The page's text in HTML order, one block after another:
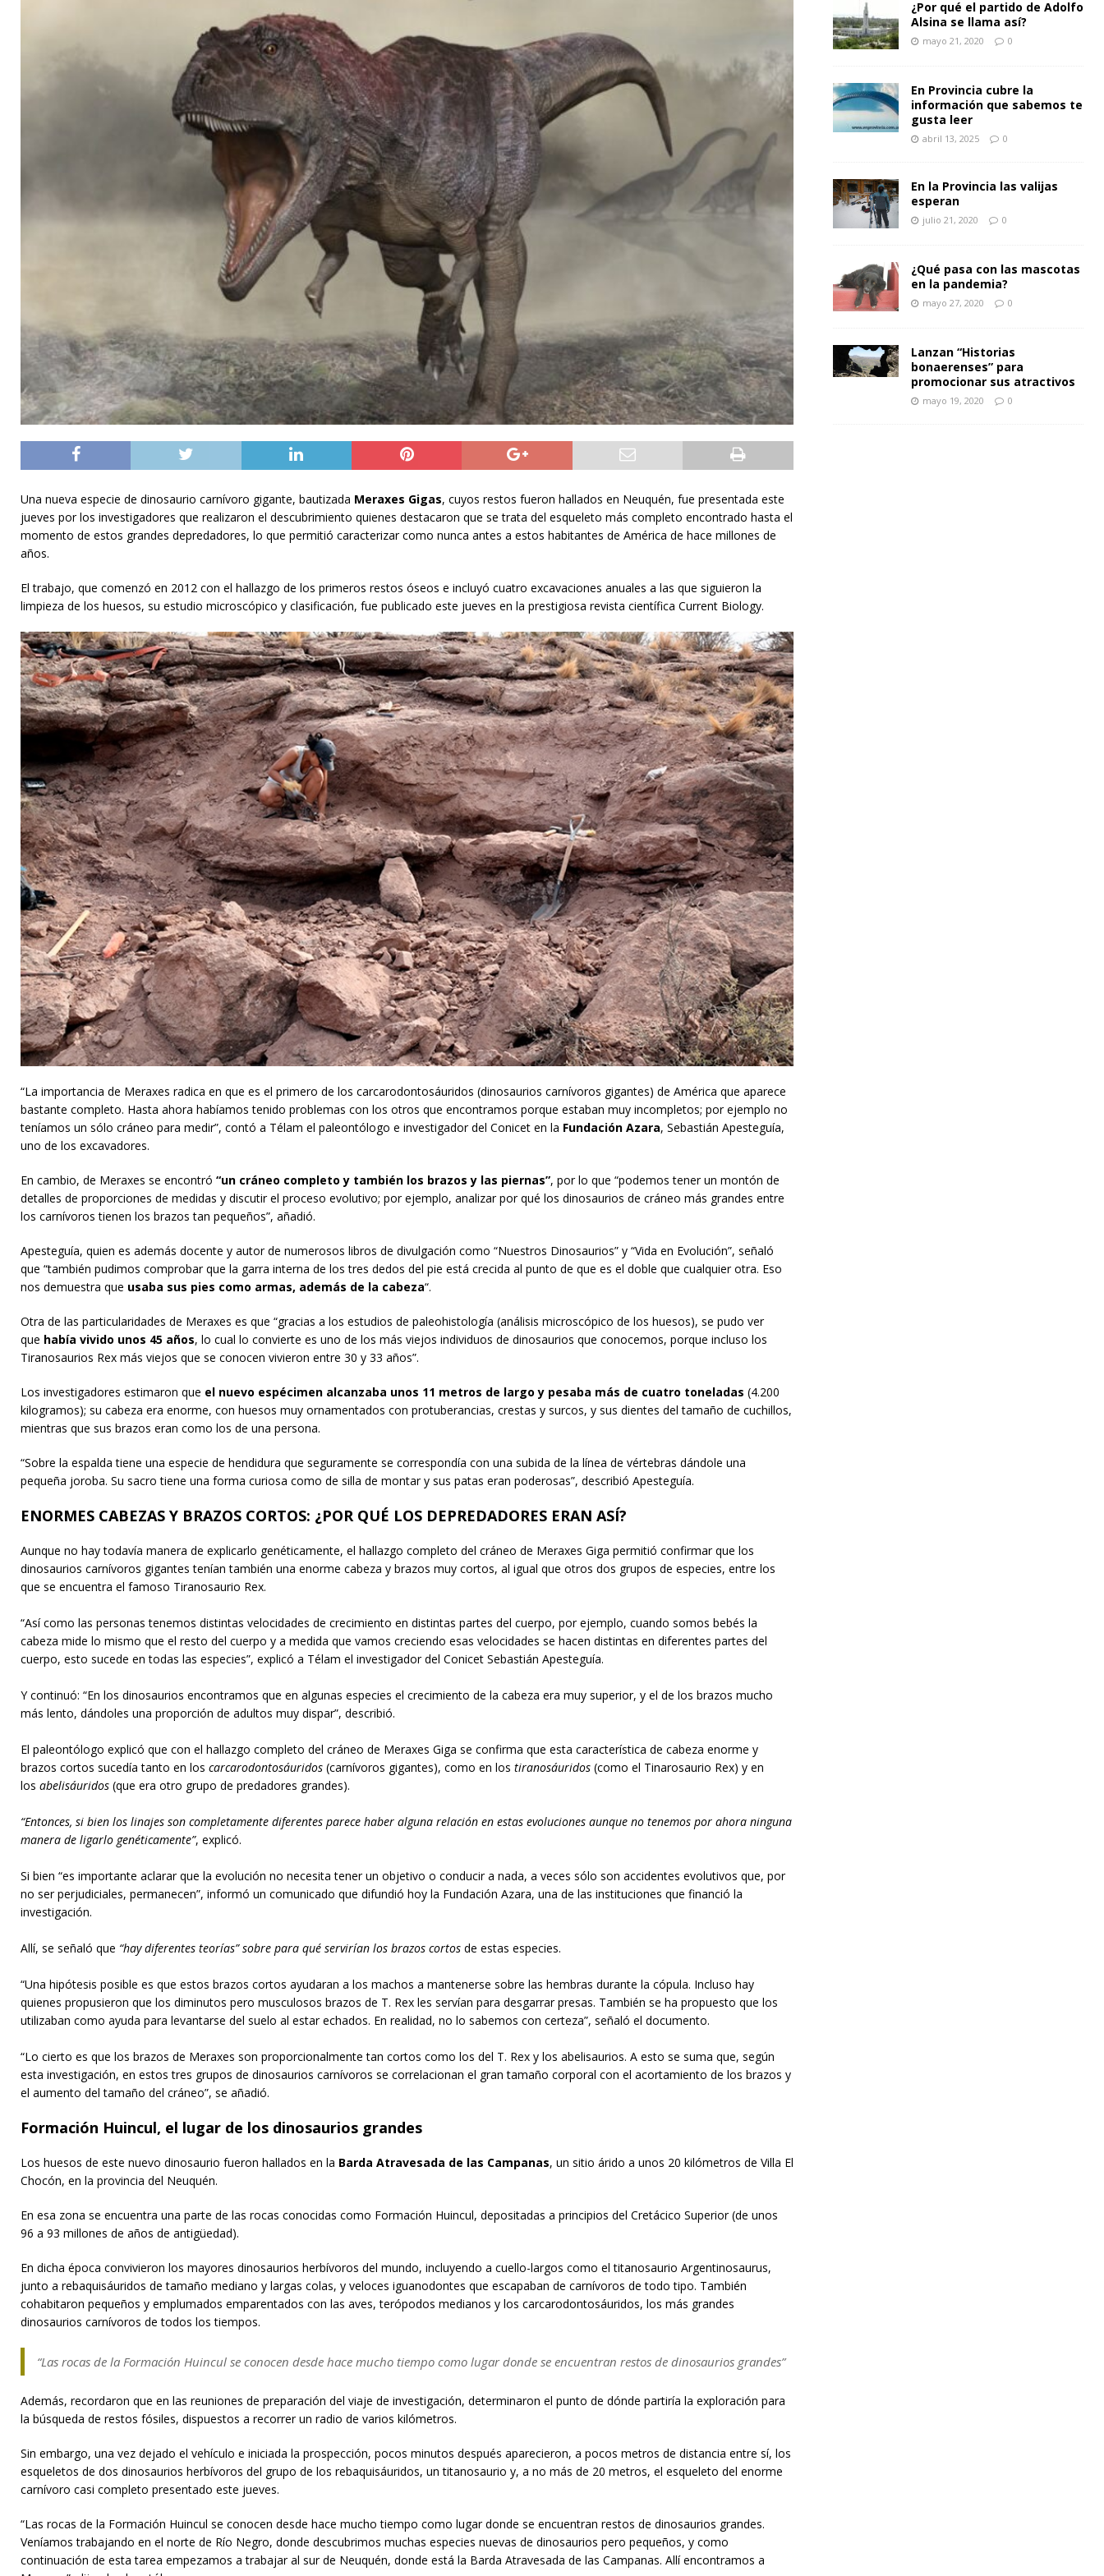
Una nueva especie de dinosaurio carnívoro gigante, bautizada Meraxes Gigas, cuyos restos fueron hallados en Neuquén, fue presentada este
jueves por los investigadores que realizaron el descubrimiento quienes destacaron que se trata del esqueleto más completo encontrado hasta el
momento de estos grandes depredadores, lo que permitió caracterizar como nunca antes a estos habitantes de América de hace millones de
años.
El trabajo, que comenzó en 2012 con el hallazgo de los primeros restos óseos e incluyó cuatro excavaciones anuales a las que siguieron la
limpieza de los huesos, su estudio microscópico y clasificación, fue publicado este jueves en la prestigiosa revista científica Current Biology.
“La importancia de Meraxes radica en que es el primero de los carcarodontosáuridos (dinosaurios carnívoros gigantes) de América que aparece
bastante completo. Hasta ahora habíamos tenido problemas con los otros que encontramos porque estaban muy incompletos; por ejemplo no
teníamos un sólo cráneo para medir”, contó a Télam el paleontólogo e investigador del Conicet en la Fundación Azara, Sebastián Apesteguía,
uno de los excavadores.
En cambio, de Meraxes se encontró “un cráneo completo y también los brazos y las piernas”, por lo que “podemos tener un montón de
detalles de proporciones de medidas y discutir el proceso evolutivo; por ejemplo, analizar por qué los dinosaurios de cráneo más grandes entre
los carnívoros tienen los brazos tan pequeños”, añadió.
Apesteguía, quien es además docente y autor de numerosos libros de divulgación como “Nuestros Dinosaurios” y “Vida en Evolución”, señaló
que “también pudimos comprobar que la garra interna de los tres dedos del pie está crecida al punto de que es el doble que cualquier otra. Eso
nos demuestra que usaba sus pies como armas, además de la cabeza“.
Otra de las particularidades de Meraxes es que “gracias a los estudios de paleohistología (análisis microscópico de los huesos), se pudo ver
que había vivido unos 45 años, lo cual lo convierte es uno de los más viejos individuos de dinosaurios que conocemos, porque incluso los
Tiranosaurios Rex más viejos que se conocen vivieron entre 30 y 33 años”.
Los investigadores estimaron que el nuevo espécimen alcanzaba unos 11 metros de largo y pesaba más de cuatro toneladas (4.200
kilogramos); su cabeza era enorme, con huesos muy ornamentados con protuberancias, crestas y surcos, y sus dientes del tamaño de cuchillos,
mientras que sus brazos eran como los de una persona.
“Sobre la espalda tiene una especie de hendidura que seguramente se correspondía con una subida de la línea de vértebras dándole una
pequeña joroba. Su sacro tiene una forma curiosa como de silla de montar y sus patas eran poderosas”, describió Apesteguía.
ENORMES CABEZAS Y BRAZOS CORTOS: ¿POR QUÉ LOS DEPREDADORES ERAN ASÍ?
Aunque no hay todavía manera de explicarlo genéticamente, el hallazgo completo del cráneo de Meraxes Giga permitió confirmar que los
dinosaurios carnívoros gigantes tenían también una enorme cabeza y brazos muy cortos, al igual que otros dos grupos de especies, entre los
que se encuentra el famoso Tiranosaurio Rex.
“Así como las personas tenemos distintas velocidades de crecimiento en distintas partes del cuerpo, por ejemplo, cuando somos bebés la
cabeza mide lo mismo que el resto del cuerpo y a medida que vamos creciendo esas velocidades se hacen distintas en diferentes partes del
cuerpo, esto sucede en todas las especies”, explicó a Télam el investigador del Conicet Sebastián Apesteguía.
Y continuó: “En los dinosaurios encontramos que en algunas especies el crecimiento de la cabeza era muy superior, y el de los brazos mucho
más lento, dándoles una proporción de adultos muy dispar”, describió.
El paleontólogo explicó que con el hallazgo completo del cráneo de Meraxes Giga se confirma que esta característica de cabeza enorme y
brazos cortos sucedía tanto en los carcarodontosáuridos (carnívoros gigantes), como en los tiranosáuridos (como el Tinarosaurio Rex) y en
los abelisáuridos (que era otro grupo de predadores grandes).
“Entonces, si bien los linajes son completamente diferentes parece haber alguna relación en estas evoluciones aunque no tenemos por ahora ninguna
manera de ligarlo genéticamente”, explicó.
Si bien “es importante aclarar que la evolución no necesita tener un objetivo o conducir a nada, a veces sólo son accidentes evolutivos que, por
no ser perjudiciales, permanecen”, informó un comunicado que difundió hoy la Fundación Azara, una de las instituciones que financió la
investigación.
Allí, se señaló que “hay diferentes teorías” sobre para qué servirían los brazos cortos de estas especies.
“Una hipótesis posible es que estos brazos cortos ayudaran a los machos a mantenerse sobre las hembras durante la cópula. Incluso hay
quienes propusieron que los diminutos pero musculosos brazos de T. Rex les servían para desgarrar presas. También se ha propuesto que los
utilizaban como ayuda para levantarse del suelo al estar echados. En realidad, no lo sabemos con certeza”, señaló el documento.
“Lo cierto es que los brazos de Meraxes son proporcionalmente tan cortos como los del T. Rex y los abelisaurios. A esto se suma que, según
esta investigación, en estos tres grupos de dinosaurios carnívoros se correlacionan el gran tamaño corporal con el acortamiento de los brazos y
el aumento del tamaño del cráneo”, se añadió.
Formación Huincul, el lugar de los dinosaurios grandes
Los huesos de este nuevo dinosaurio fueron hallados en la Barda Atravesada de las Campanas, un sitio árido a unos 20 kilómetros de Villa El
Chocón, en la provincia del Neuquén.
En esa zona se encuentra una parte de las rocas conocidas como Formación Huincul, depositadas a principios del Cretácico Superior (de unos
96 a 93 millones de años de antigüedad).
En dicha época convivieron los mayores dinosaurios herbívoros del mundo, incluyendo a cuello-largos como el titanosaurio Argentinosaurus,
junto a rebaquisáuridos de tamaño mediano y largas colas, y veloces iguanodontes que escapaban de carnívoros de todo tipo. También
cohabitaron pequeños y emplumados emparentados con las aves, terópodos medianos y los carcarodontosáuridos, los más grandes
dinosaurios carnívoros de todos los tiempos.
“Las rocas de la Formación Huincul se conocen desde hace mucho tiempo como lugar donde se encuentran restos de dinosaurios grandes”
Además, recordaron que en las reuniones de preparación del viaje de investigación, determinaron el punto de dónde partiría la exploración para
la búsqueda de restos fósiles, dispuestos a recorrer un radio de varios kilómetros.
Sin embargo, una vez dejado el vehículo e iniciada la prospección, pocos minutos después aparecieron, a pocos metros de distancia entre sí, los
esqueletos de dos dinosaurios herbívoros del grupo de los rebaquisáuridos, un titanosaurio y, a no más de 20 metros, el esqueleto del enorme
carnívoro casi completo presentado este jueves.
“Las rocas de la Formación Huincul se conocen desde hace mucho tiempo como lugar donde se encuentran restos de dinosaurios grandes.
Veníamos trabajando en el norte de Río Negro, donde descubrimos muchas especies nuevas de dinosaurios pero pequeños, y como
continuación de esta tarea empezamos a trabajar al sur de Neuquén, donde está la Barda Atravesada de las Campanas. Allí encontramos a
¿Por qué el partido de Adolfo
Alsina se llama así?
mayo 21, 2020 0
En Provincia cubre la
información que sabemos te
gusta leer
abril 13, 2025 0
En la Provincia las valijas
esperan
julio 21, 2020 0
¿Qué pasa con las mascotas
en la pandemia?
mayo 27, 2020 0
Lanzan “Historias
bonaerenses” para
promocionar sus atractivos
mayo 19, 2020 0